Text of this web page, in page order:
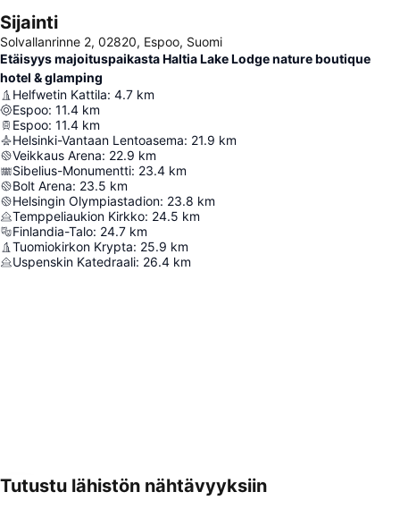
Sijainti
Solvallanrinne 2, 02820, Espoo, Suomi
Etäisyys majoituspaikasta Haltia Lake Lodge nature boutique
hotel & glamping
Helfwetin Kattila: 4.7 km
Espoo: 11.4 km
Espoo: 11.4 km
Helsinki-Vantaan Lentoasema: 21.9 km
Veikkaus Arena: 22.9 km
Sibelius-Monumentti: 23.4 km
Bolt Arena: 23.5 km
Helsingin Olympiastadion: 23.8 km
Temppeliaukion Kirkko: 24.5 km
Finlandia-Talo: 24.7 km
Tuomiokirkon Krypta: 25.9 km
Uspenskin Katedraali: 26.4 km
Tutustu lähistön nähtävyyksiin